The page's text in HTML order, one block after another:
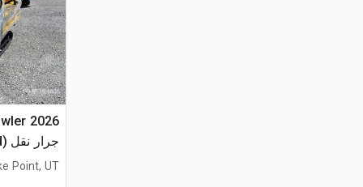
جرار نقل (Unused)
Point, UT